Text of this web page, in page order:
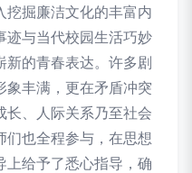
挖掘廉洁文化的丰富内
迹与当代校园生活巧妙
新的青春表达。许多剧
象丰满，更在矛盾冲突
长、人际关系乃至社会
们也全程参与，在思想
上给予了悉心指导，确